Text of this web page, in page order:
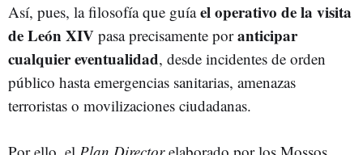
Así, pues, la filosofía que guíael operativo de la visita
de León XIV pasa precisamente poranticipar
cualquier eventualidad, desde incidentes de orden
público hasta emergencias sanitarias, amenazas
terroristas o movilizaciones ciudadanas.